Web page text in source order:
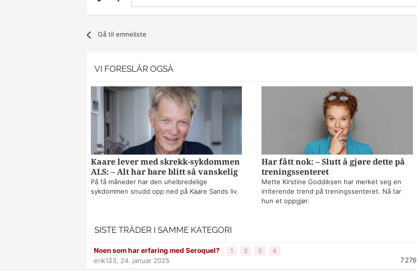
Gå til emneliste
VI FORESLÅR OGSÅ
Kaare lever med skrekk-sykdommen
ALS: – Alt har bare blitt så vanskelig
På få måneder har den uhelbredelige
sykdommen snudd opp ned på Kaare Sands liv.
Har fått nok: – Slutt å gjøre dette på
treningssenteret
Mette Kirstine Goddiksen har merket seg en
irriterende trend på treningssenteret. Nå tar
hun et oppgjør.
SISTE TRÅDER I SAMME KATEGORI
Noen som har erfaring med Seroquel? 1 2 3 4
erik123, 24. januar 2025
7 276